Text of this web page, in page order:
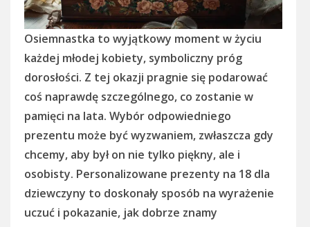
Osiemnastka to wyjątkowy moment w życiu
każdej młodej kobiety, symboliczny próg
dorosłości. Z tej okazji pragnie się podarować
coś naprawdę szczególnego, co zostanie w
pamięci na lata. Wybór odpowiedniego
prezentu może być wyzwaniem, zwłaszcza gdy
chcemy, aby był on nie tylko piękny, ale i
osobisty. Personalizowane prezenty na 18 dla
dziewczyny to doskonały sposób na wyrażenie
uczuć i pokazanie, jak dobrze znamy